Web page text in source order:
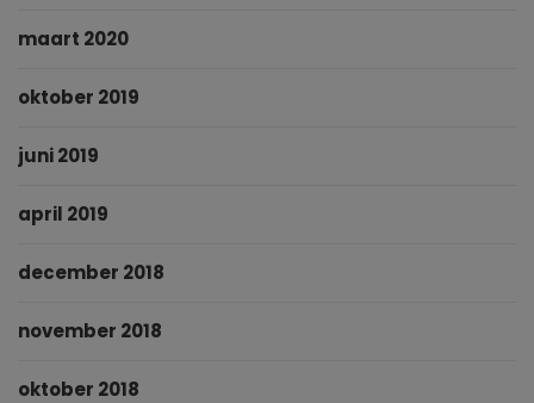
maart 2020
oktober 2019
juni 2019
april 2019
december 2018
november 2018
oktober 2018